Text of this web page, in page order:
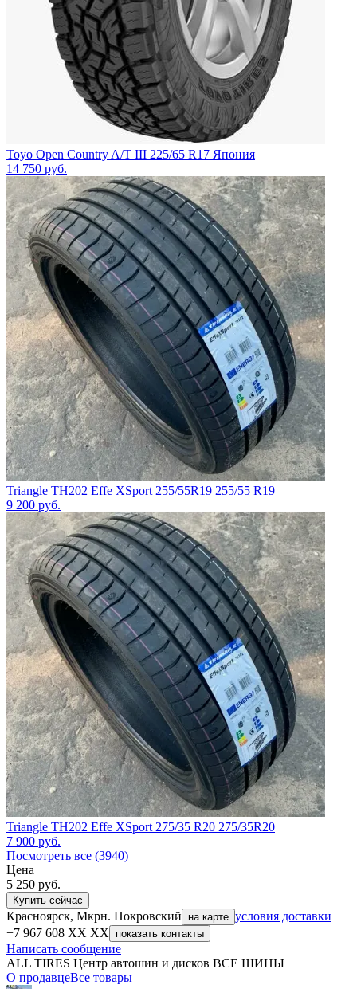
Toyo Open Country A/T III 225/65 R17 Япония
14 750 руб.
Triangle TH202 Effe XSport 255/55R19 255/55 R19
9 200 руб.
Triangle TH202 Effe XSport 275/35 R20 275/35R20
7 900 руб.
Посмотреть все (3940)
Цена
5 250 руб.
Купить сейчас
Красноярск, Мкрн. Покровский на карте условия доставки
+7 967 608 XX XX
показать контакты
Написать сообщение
ALL TIRES Центр автошин и дисков ВСЕ ШИНЫ
О продавцеВсе товары